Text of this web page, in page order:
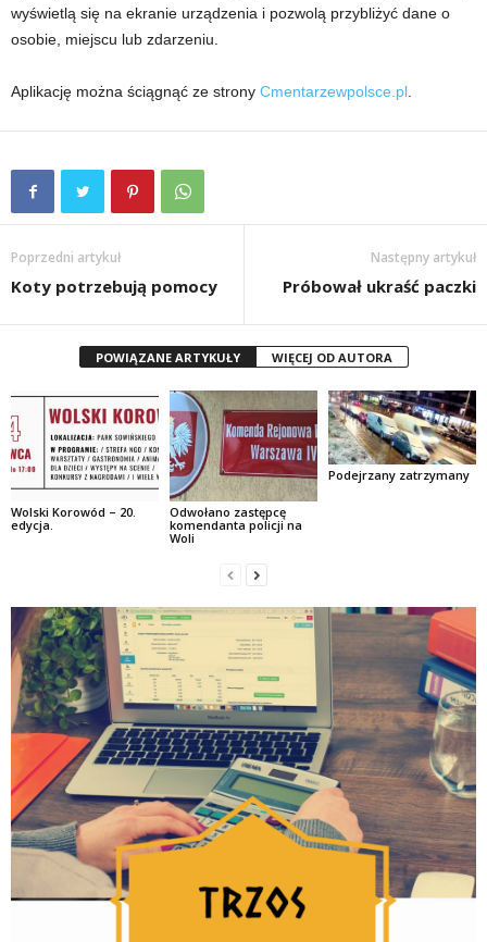
wyświetlą się na ekranie urządzenia i pozwolą przybliżyć dane o
osobie, miejscu lub zdarzeniu.
Aplikację można ściągnąć ze strony Cmentarzewpolsce.pl
Poprzedni artykuł
Koty potrzebują pomocy
Następny artykuł
Próbował ukraść paczki
POWIĄZANE ARTYKUŁY WIĘCEJ OD AUTORA
Wolski Korowód – 20.
edycja.
Odwołano zastępcę
komendanta policji na
Woli
Podejrzany zatrzymany